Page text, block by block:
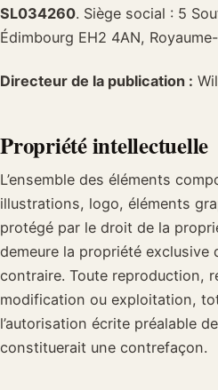
SL034260. Siège social : 5
Édimbourg EH2 4AN,
Directeur de la publication :
Propriété intellectuelle
L’ensemble des éléments
illustrations, logo, éléments
protégé par le droit de la
demeure la propriété exclusive
contraire. Toute reproduction,
modification ou exploitation,
l’autorisation écrite préalable
constituerait une contrefaçon.